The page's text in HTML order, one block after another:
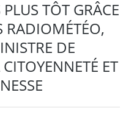
TÔT GRÂCE
RADIOMÉTÉO,
DE
ET